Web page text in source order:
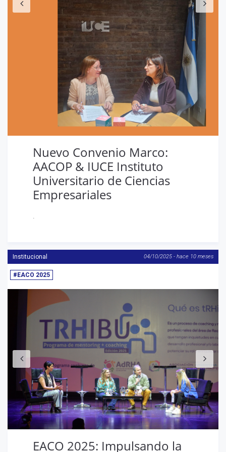
Nuevo Convenio Marco:
AACOP & IUCE Instituto
Universitario de Ciencias
Empresariales
Institucional 04/10/2025 - hace 10 meses
#EACO 2025
Anterior
EACO 2025: Impulsando la